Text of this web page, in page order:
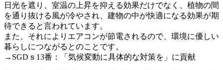
日光を遮り、室温の上昇を抑える効果だけでなく、植物の間
を通り抜ける風が冷やされ、建物の中が快適になる効果が期
待できると言われています。
また、それによりエアコンが節電されるので、環境に優しい
暮らしにつながるとのことです。
→SGDｓ13番：「気候変動に具体的な対策を」に貢献